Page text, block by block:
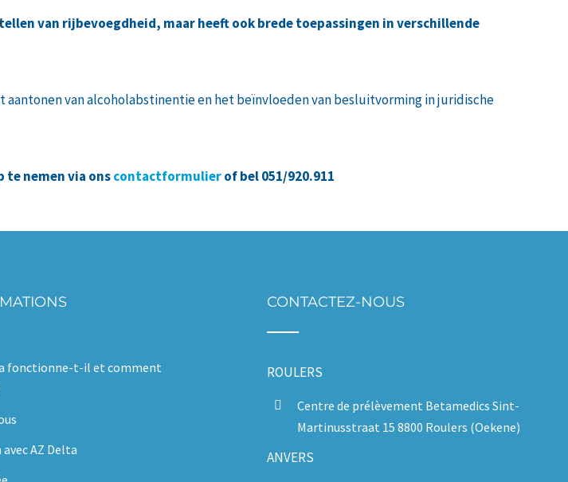
van rijbevoegdheid, maar heeft ook brede toepassingen in verschillende
van alcoholabstinentie en het beïnvloeden van besluitvorming in juridische
te nemen via onscontactformulierof bel 051/920.911
fonctionne-t-il et comment
AZ Delta
CONTACTEZ-NOUS
ROULERS
Centre de prélèvement Betamedics Sint-
Martinusstraat 15 8800 Roulers (Oekene)
ANVERS